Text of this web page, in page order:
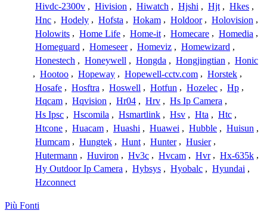
Hivdc-2300v , Hivision , Hiwatch , Hjshi , Hjt , Hkes ,
Hnc , Hodely , Hofsta , Hokam , Holdoor , Holovision ,
Holowits , Home Life , Home-it , Homecare , Homedia ,
Homeguard , Homeseer , Homeviz , Homewizard ,
Honestech , Honeywell , Hongda , Hongjingtian , Honic
, Hootoo , Hopeway , Hopewell-cctv.com , Horstek ,
Hosafe , Hosftra , Hoswell , Hotfun , Hozelec , Hp ,
Hqcam , Hqvision , Hr04 , Hrv , Hs Ip Camera ,
Hs Ipsc , Hscomila , Hsmartlink , Hsv , Hta , Htc ,
Htcone , Huacam , Huashi , Huawei , Hubble , Huisun ,
Humcam , Hungtek , Hunt , Hunter , Husier ,
Hutermann , Huviron , Hv3c , Hvcam , Hvr , Hx-635k ,
Hy Outdoor Ip Camera , Hybsys , Hyobalc , Hyundai ,
Hzconnect
Più Fonti